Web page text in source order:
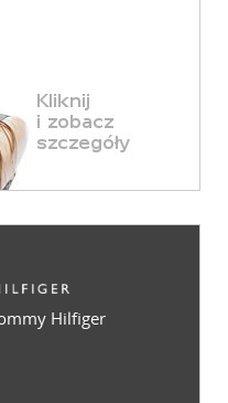
Hilfiger